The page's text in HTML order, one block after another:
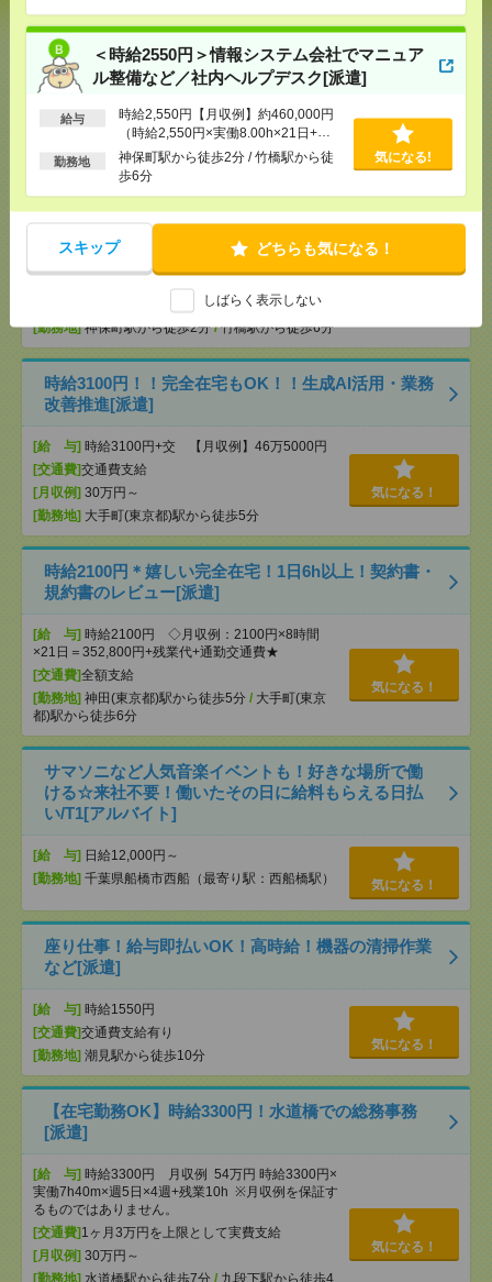
＜時給2550円＞情報システム会社でマニュア
ル整備など／社内ヘルプデスク[派遣]
給与
時給2,550円【月収例】約460,000円
（時給2,550円×実働8.00h×21日+残
業10h）+交通費
勤務地
神保町駅から徒歩2分 / 竹橋駅から徒
歩6分
気になる!
スキップ どちらも気になる！
しばらく表示しない
[給 与]
OK ■扶養内OK ■日収1万2000円以上
[交通費] 交通費全額支給
/ 目白駅 /北池袋駅 /…
＜時給2550円＞情報システム会社でマニュアル整備
など／社内ヘルプデスク[派遣]
時給2,550円【月収例】約460,000円（時
給2,550円×実働8.00h×21日+残業10h）+交通費
[勤務地]神保町駅から徒歩2分/竹橋駅から徒歩6分
時給3100円！！完全在宅もOK！！生成AI活用・業務
改善推進[派遣]
[給 与] 時給3100円+交 【月収例】46万5000円
[交通費]交通費支給
[月収例] 30万円～
[勤務地] 大手町(東京都)駅から徒歩5分
気になる！
時給2100円＊嬉しい完全在宅！1日6h以上！契約書・
規約書のレビュー[派遣]
[給 与] 時給2100円 ◇月収例：2100円×8時間
×21日＝352,800円+残業代+通勤交通費★
[交通費]全額支給
[勤務地] 神田(東京都)駅から徒歩5分 / 大手町(東京
都)駅から徒歩6分
気になる！
サマソニなど人気音楽イベントも！好きな場所で働
ける☆来社不要！働いたその日に給料もらえる日払
い/T1[アルバイト]
[給 与] 日給12,000円～
[勤務地] 千葉県船橋市西船（最寄り駅：西船橋駅） 気になる！
座り仕事！給与即払いOK！高時給！機器の清掃作業
など[派遣]
[給 与] 時給1550円
[交通費]交通費支給有り
[勤務地] 潮見駅から徒歩10分
気になる！
【在宅勤務OK】時給3300円！水道橋での総務事務
[派遣]
[給 与] 時給3300円 月収例 54万円 時給3300円×
実働7h40m×週5日×4週+残業10h ※月収例を保証す
るものではありません。
[交通費] 1ヶ月3万円を上限として実費支給
[月収例] 30万円～
[勤務地] 水道橋駅から徒歩7分 / 九段下駅から徒歩4
気になる！